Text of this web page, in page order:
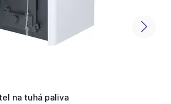
20 - Kotel na tuhá paliva